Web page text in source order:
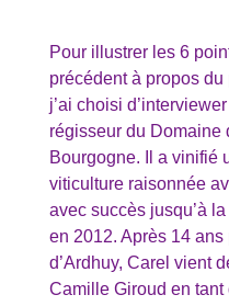
Pour illustrer les 6
précédent à propos
j’ai choisi d’interviewer
régisseur du Domaine
Bourgogne. Il a vinifié
viticulture raisonnée
avec succès jusqu’à
en 2012. Après 14
d’Ardhuy, Carel vient
Camille Giroud en tant